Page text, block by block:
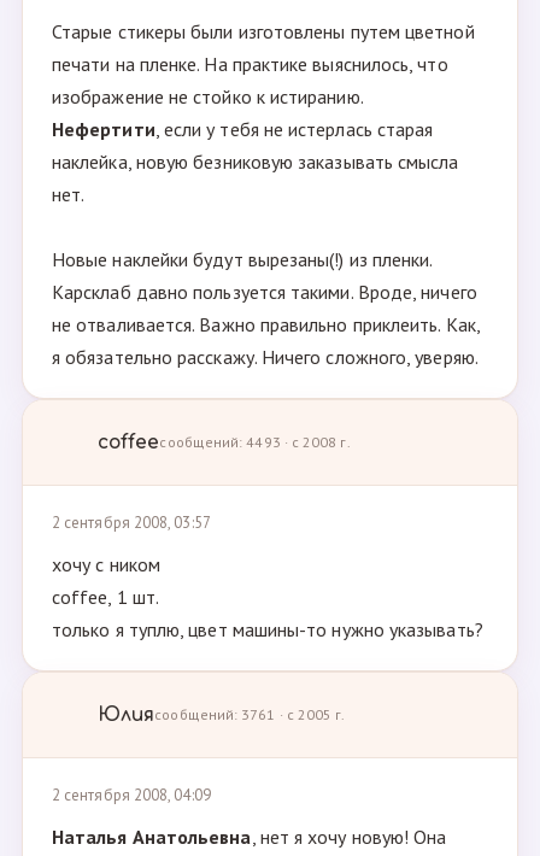
Старые стикеры были изготовлены путем цветной
печати на пленке. На практике выяснилось, что
изображение не стойко к истиранию.
Нефертити, если у тебя не истерлась старая
наклейка, новую безниковую заказывать смысла
нет.
Новые наклейки будут вырезаны(!) из пленки.
Карсклаб давно пользуется такими. Вроде, ничего
не отваливается. Важно правильно приклеить. Как,
я обязательно расскажу. Ничего сложного, уверяю.
coffeeсообщений: 4493 · с 2008 г.
2 сентября 2008, 03:57
хочу с ником
coffee, 1 шт.
только я туплю, цвет машины-то нужно указывать?
Юлиясообщений: 3761 · с 2005 г.
2 сентября 2008, 04:09
Наталья Анатольевна, нет я хочу новую! Она